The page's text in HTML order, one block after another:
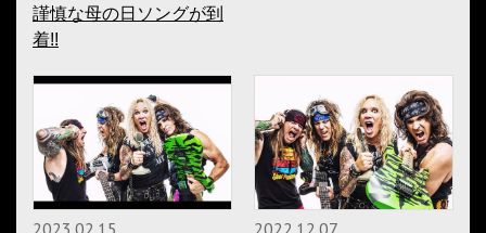
謹慎な母の日ソングが到
着!!
2023.02.15 2022.12.07